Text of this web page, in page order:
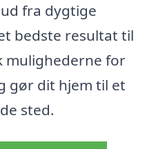
fra dygtige
bedste resultat til
mulighederne for
gør dit hjem til et
sted.